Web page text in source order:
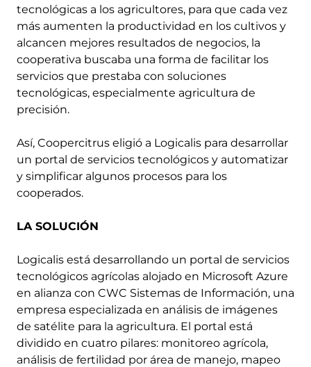
tecnológicas a los agricultores, para que cada vez
más aumenten la productividad en los cultivos y
alcancen mejores resultados de negocios, la
cooperativa buscaba una forma de facilitar los
servicios que prestaba con soluciones
tecnológicas, especialmente agricultura de
precisión.
Así, Coopercitrus eligió a Logicalis para desarrollar
un portal de servicios tecnológicos y automatizar
y simplificar algunos procesos para los
cooperados.
LA SOLUCIÓN
Logicalis está desarrollando un portal de servicios
tecnológicos agrícolas alojado en Microsoft Azure
en alianza con CWC Sistemas de Información, una
empresa especializada en análisis de imágenes
de satélite para la agricultura. El portal está
dividido en cuatro pilares: monitoreo agrícola,
análisis de fertilidad por área de manejo, mapeo